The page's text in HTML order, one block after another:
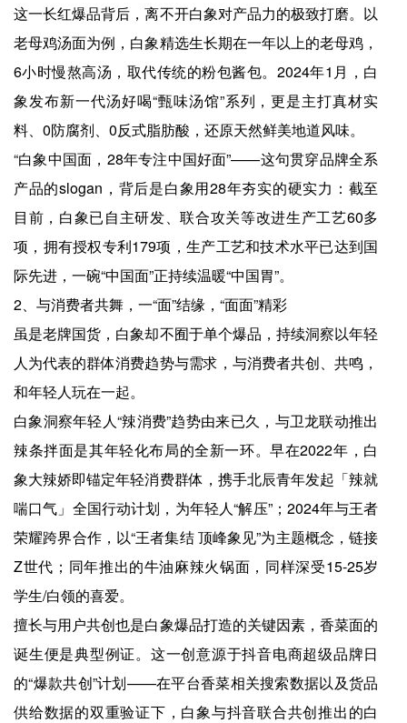
这一长红爆品背后，离不开白象对产品力的极致打磨。以
老母鸡汤面为例，白象精选生长期在一年以上的老母鸡，
6小时慢熬高汤，取代传统的粉包酱包。2024年1月，白
象发布新一代汤好喝“甄味汤馆”系列，更是主打真材实
料、0防腐剂、0反式脂肪酸，还原天然鲜美地道风味。
“白象中国面，28年专注中国好面”——这句贯穿品牌全系
产品的slogan，背后是白象用28年夯实的硬实力：截至
目前，白象已自主研发、联合攻关等改进生产工艺60多
项，拥有授权专利179项，生产工艺和技术水平已达到国
际先进，一碗“中国面”正持续温暖“中国胃”。
2、与消费者共舞，一“面”结缘，“面面”精彩
虽是老牌国货，白象却不囿于单个爆品，持续洞察以年轻
人为代表的群体消费趋势与需求，与消费者共创、共鸣，
和年轻人玩在一起。
白象洞察年轻人“辣消费”趋势由来已久，与卫龙联动推出
辣条拌面是其年轻化布局的全新一环。早在2022年，白
象大辣娇即锚定年轻消费群体，携手北辰青年发起「辣就
喘口气」全国行动计划，为年轻人“解压”；2024年与王者
荣耀跨界合作，以“王者集结 顶峰象见”为主题概念，链接
Z世代；同年推出的牛油麻辣火锅面，同样深受15-25岁
学生/白领的喜爱。
擅长与用户共创也是白象爆品打造的关键因素，香菜面的
诞生便是典型例证。这一创意源于抖音电商超级品牌日
的“爆款共创”计划——在平台香菜相关搜索数据以及货品
供给数据的双重验证下，白象与抖音联合共创推出的白